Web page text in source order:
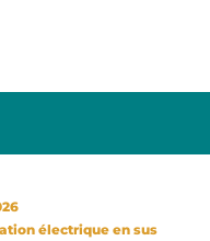
électrique en sus